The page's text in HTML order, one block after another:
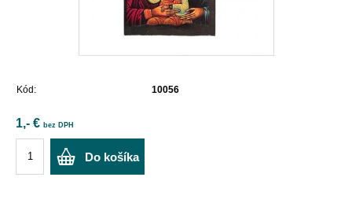
Kód: 10056
1,- € bez DPH
Do košíka